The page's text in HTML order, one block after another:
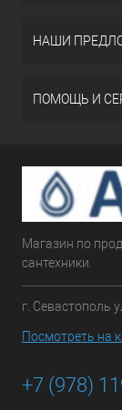
НАШИ
ПОМОЩЬ И
Магазин по
сантехники.
г. Севастополь
Посмотреть на
+7 (978)